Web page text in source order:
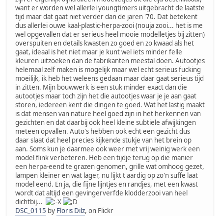
want er worden wel allerlei youngtimers uitgebracht de laatste
tijd maar dat gaat niet verder dan de jaren '70. Dat betekent
dus allerlei ouwe kaal-plastic-herpa-zooi (nouja zooi... het is me
wel opgevallen dat er serieus heel mooie modelletjes bij zitten)
overspuiten en details kwasten zo goed en zo kwaad als het
gaat, ideaal is het niet maar je kunt wel iets minder felle
kleuren uitzoeken dan de fabrikanten meestal doen. Autootjes
helemaal zelf maken is mogelijk maar wel echt serieus fucking
moeilijk, ik heb het weleens gedaan maar daar gaat serieus tijd
in zitten. Mijn bouwwerk is een stuk minder exact dan die
autootjes maar toch zijn het die autootjes waar je je aan gaat
storen, iedereen kent die dingen te goed. Wat het lastig maakt
is dat mensen van nature heel goed zijn in het herkennen van
gezichten en dat daarbij ook heel kleine subtiele afwijkingen
meteen opvallen. Auto's hebben ook echt een gezicht dus
daar slaat dat heel precies kijkende stukje van het brein op
aan. Soms kun je daarmee ook weer met vrij weinig werk een
model flink verbeteren. Heb een tijdje terug op die manier
een herpa-eend te grazen genomen, grille wat omhoog gezet,
lampen kleiner en wat lager, nu lijkt t aardig op zo'n suffe laat
model eend. En ja, die fijne lijntjes en randjes, met een kwast
wordt dat altijd een gevingerverfde klodderzooi van heel
dichtbij...
DSC_0115 by Floris Dilz, on Flickr